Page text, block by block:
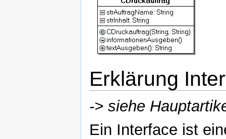
Erklärung
-> siehe
Ein Interface ist